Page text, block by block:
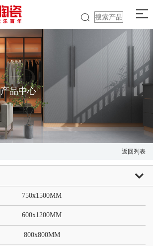
产品中心
返回列表
750x1500MM
600x1200MM
800x800MM